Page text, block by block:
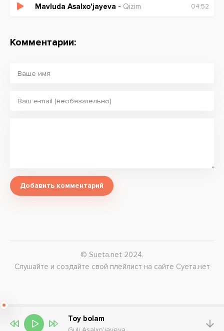
Mavluda Asalxo'jayeva - Qizim 04:52
Комментарии:
Добавить комментарий
© Sueta.net 2024.
Слушайте и создайте свой плейлист на сайте Суета.нет
Toy bolam